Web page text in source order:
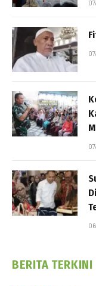
BERITA TERKINI